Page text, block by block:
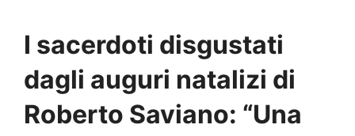
I sacerdoti disgustati
dagli auguri natalizi di
Roberto Saviano: “Una